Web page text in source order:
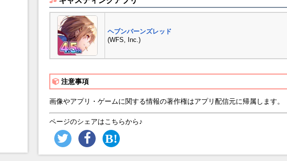
ヘブンバーンズレッド
(WFS, Inc.)
注意事項
画像やアプリ・ゲームに関する情報の著作権はアプリ配信元に帰属します。
ページのシェアはこちらから♪